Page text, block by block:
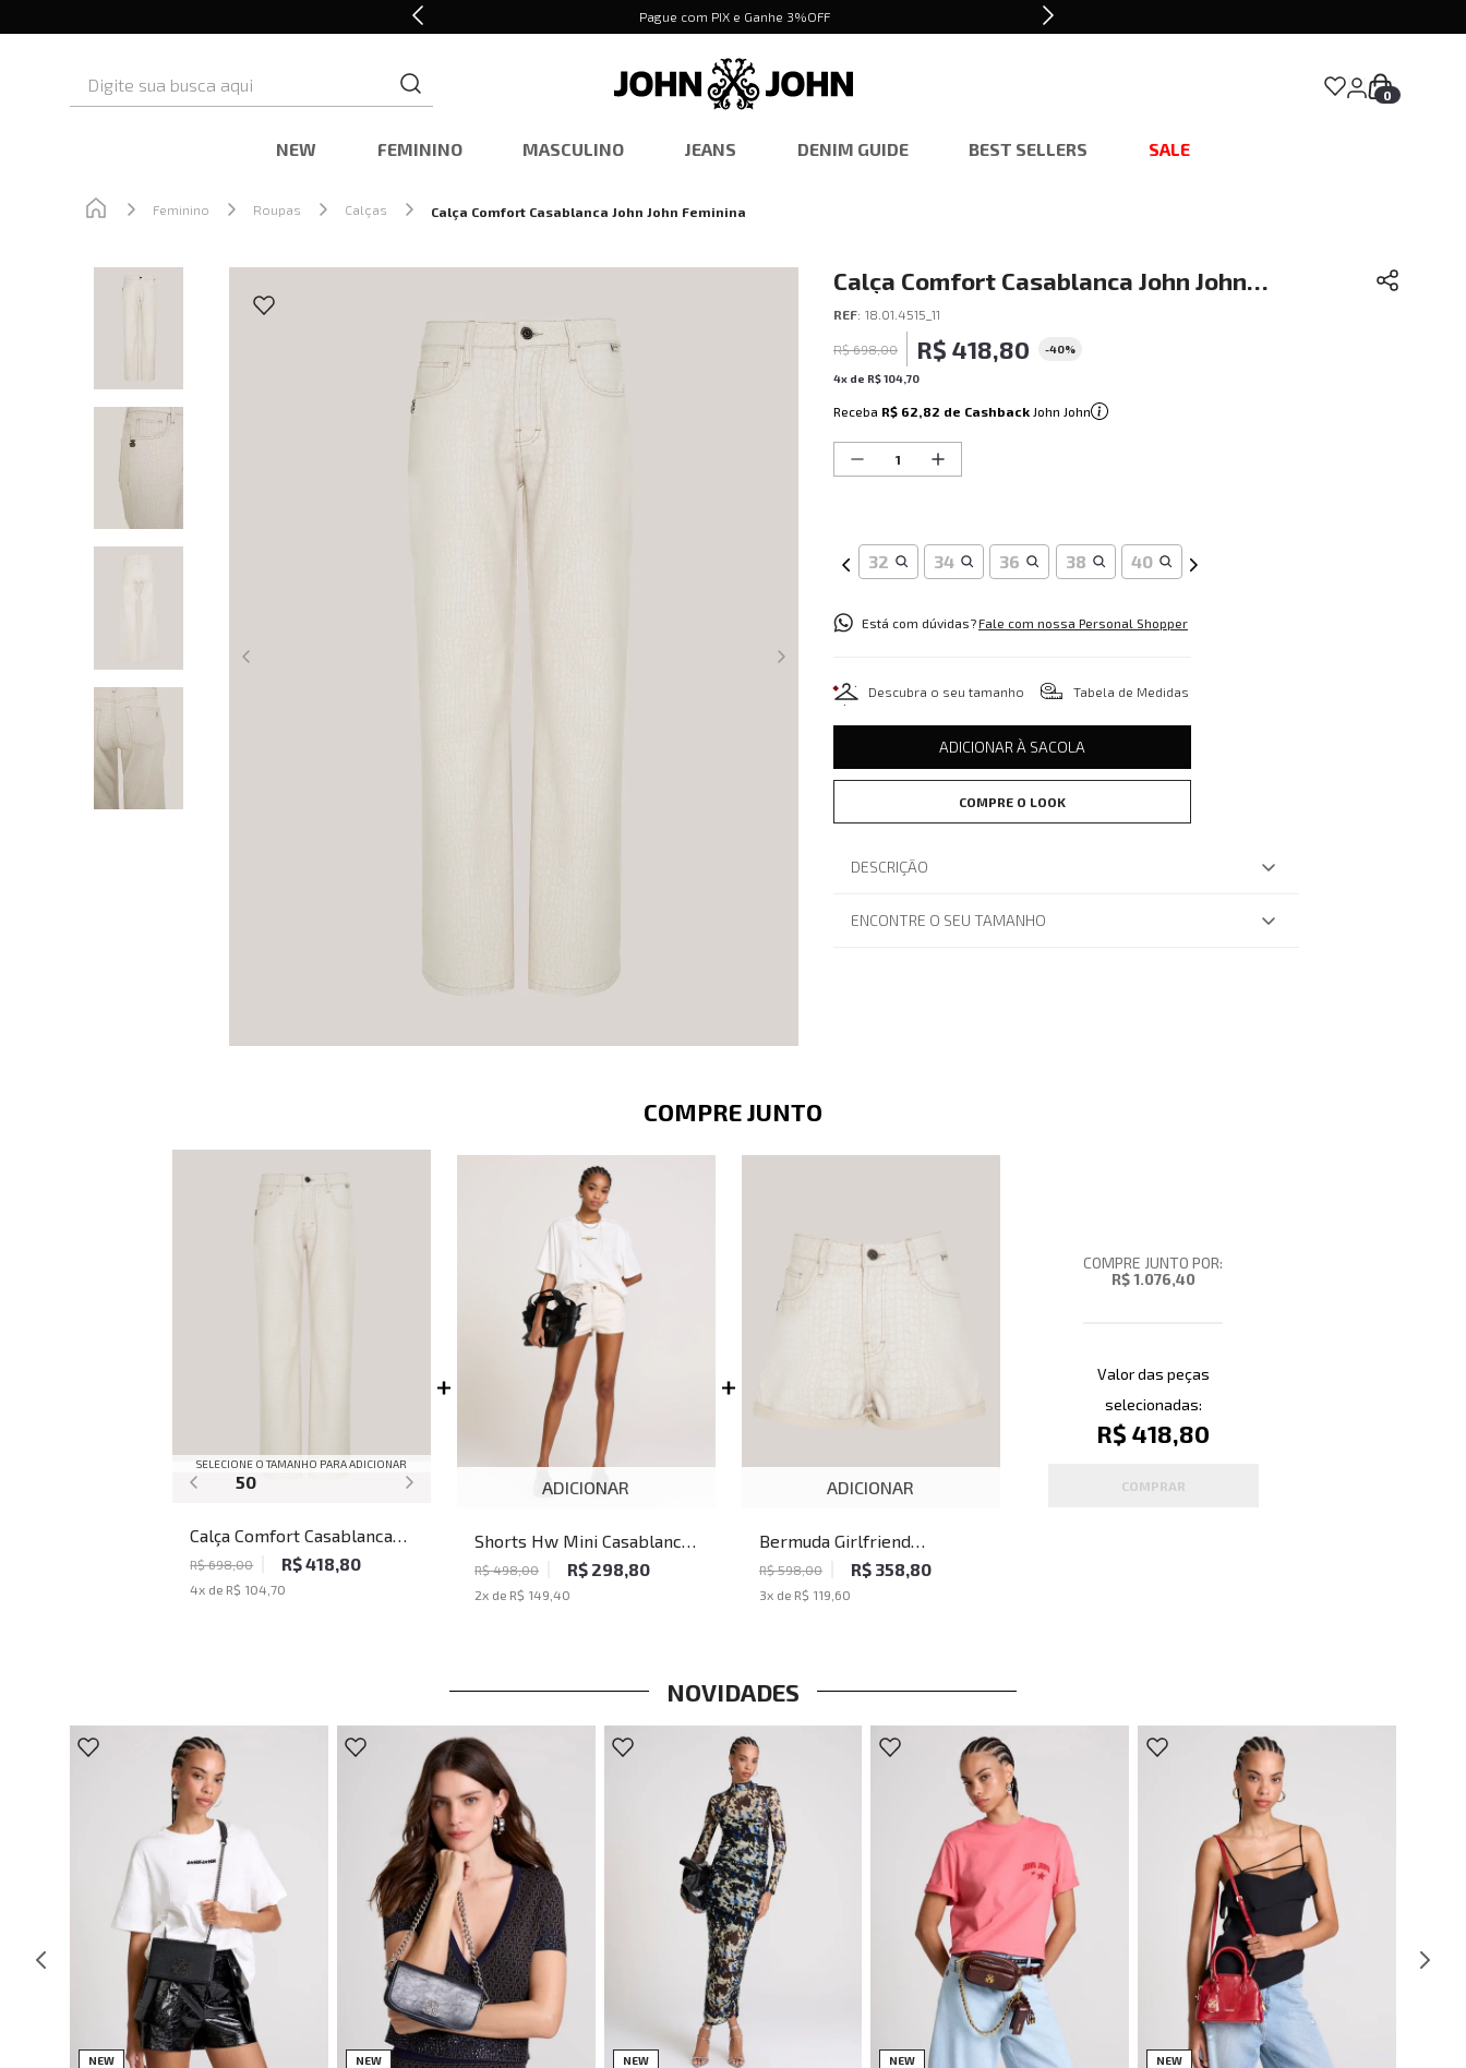
Pague com PIX e Ganhe 3%OFF
0
NEW FEMININO MASCULINO JEANS DENIM GUIDE BEST SELLERS SALE
Feminino Roupas Calças Calça Comfort Casablanca John John Feminina
Calça Comfort Casablanca John John
Feminina
REF: 18.01.4515_11
R$ 698,00 R$ 418,80 -40%
4x de R$104 70
Receba R$ 62,82 de Cashback John John
32 34 36 38 40
Está com dúvidas?Fale com nossa Personal Shopper
Descubra o seu tamanho Tabela de Medidas
ADICIONAR À SACOLA
COMPRE O LOOK
DESCRIÇÃO
ENCONTRE O SEU TAMANHO
COMPRE JUNTO
SELECIONE O TAMANHO PARA ADICIONAR
50
Calça Comfort Casablanca
John John Feminina
R$ 698,00 R$ 418,80
4x de R$ 104,70
ADICIONAR
Shorts Hw Mini Casablanca
John John Feminino
R$ 498,00 R$ 298,80
2x de R$ 149,40
ADICIONAR
Bermuda Girlfriend
Casablanca John John
Feminina
R$ 598,00 R$ 358,80
3x de R$ 119,60
COMPRE JUNTO POR:
R$ 1.076,40
Valor das peças
selecionadas:
R$ 418,80
COMPRAR
NOVIDADES
NEW UN NEW UN NEW PP P M NEW UN NEW UN